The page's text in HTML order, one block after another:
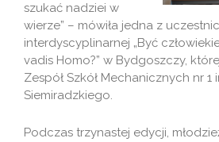
szukać nadziei w
wierze” – mówiła jedna z
interdyscyplinarnej „Być
vadis Homo?” w Bydgoszczy,
Zespół Szkół Mechanicznych nr 1
Siemiradzkiego.
Podczas trzynastej edycji,